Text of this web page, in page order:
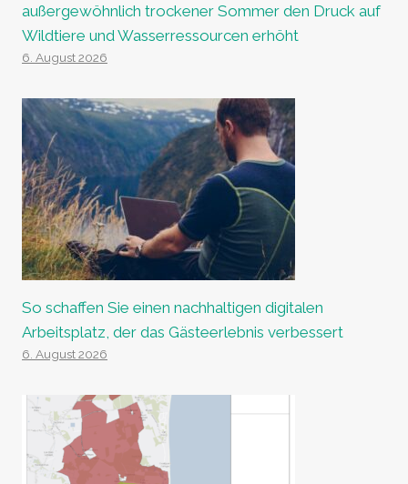
außergewöhnlich trockener Sommer den Druck auf
Wildtiere und Wasserressourcen erhöht
6. August 2026
So schaffen Sie einen nachhaltigen digitalen
Arbeitsplatz, der das Gästeerlebnis verbessert
6. August 2026